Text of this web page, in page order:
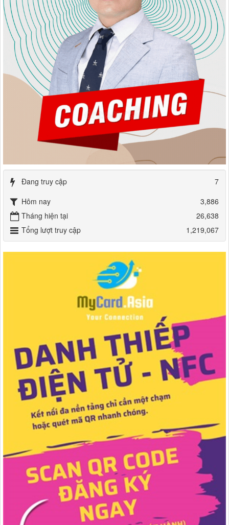
Đang truy cập
7
Hôm nay
3,886
Tháng hiện tại
26,638
Tổng lượt truy cập
1,219,067